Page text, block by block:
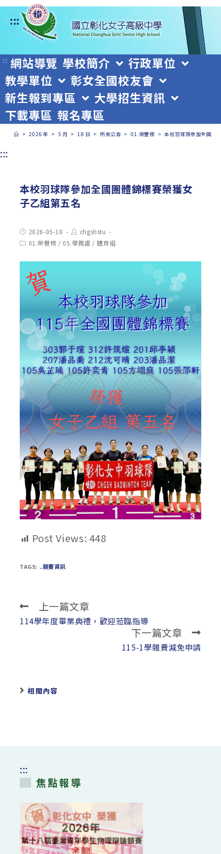
跳
轉
至
主
要
內
容
:::
::: 網站導覽 學校簡介
行政單位
教學單位
彰女全國校友會
新生報到專區
大學招生資訊
下載專區 報名專區
> 2026 年 > 5 月 > 18 日 > 所有公告 > 01.榮譽榜 > 本校羽球隊參加全國團
:::
本校羽球隊參加全國團體錦標賽榮獲女
子乙組第五名
Post2026-05-18
Post
author:
chgshstu
Post01.榮譽榜 / 05.學務處 / 體育組
Post Views: 448
TAGS: ..競賽資訊
Read
more
上一篇文章
114學年度畢業典禮，歡迎蒞臨指導
下一篇文章
115-1學雜費減免申請
相關內容
:::
焦點報導